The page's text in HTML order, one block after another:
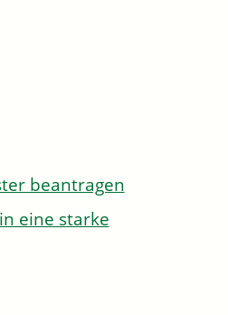
beantragen
eine starke